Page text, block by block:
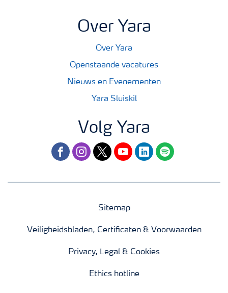
Over Yara
Over Yara
Openstaande vacatures
Nieuws en Evenementen
Yara Sluiskil
Volg Yara
facebookinstagram
twitteryoutubelinkedinspotify
Sitemap
Veiligheidsbladen, Certificaten & Voorwaarden
Privacy, Legal & Cookies
Ethics hotline